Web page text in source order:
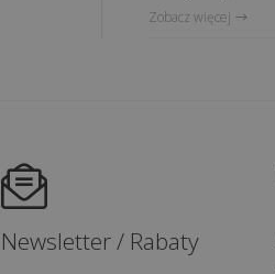
Zobacz więcej
Newsletter / Rabaty